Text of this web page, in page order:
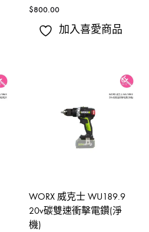
$800.00
加入喜愛商品
WORX 威克士 WU189.9
20v碳雙速衝擊電鑽(淨
機)